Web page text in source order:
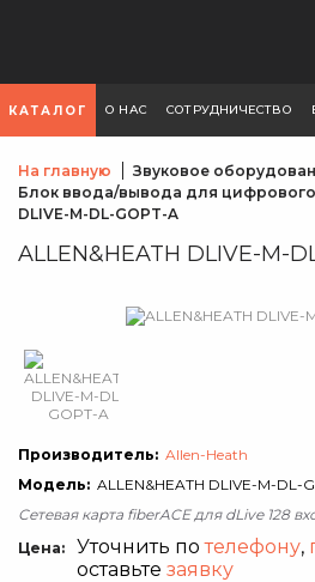
КАТАЛОГ О НАС СОТРУДНИЧЕСТВО
На главную Звуковое
Блок ввода/вывода для цифрового
DLIVE-M-DL-GOPT-A
ALLEN&HEATH DLIVE-M-
Производитель: Allen-Heath
Модель: ALLEN&HEATH DLIVE-M-DL-
Сетевая карта fiberACE для dLive 128
Цена:
Уточнить потелефону,
оставьте заявку